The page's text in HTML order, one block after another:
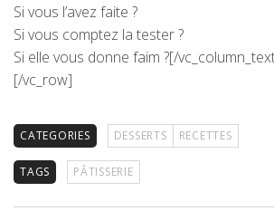
Si vous l’avez faite ?
Si vous comptez la tester ?
Si elle vous donne faim ?[/
[/vc_row]
CATEGORIES DESSERTS RECETTES
TAGS PÂTISSERIE